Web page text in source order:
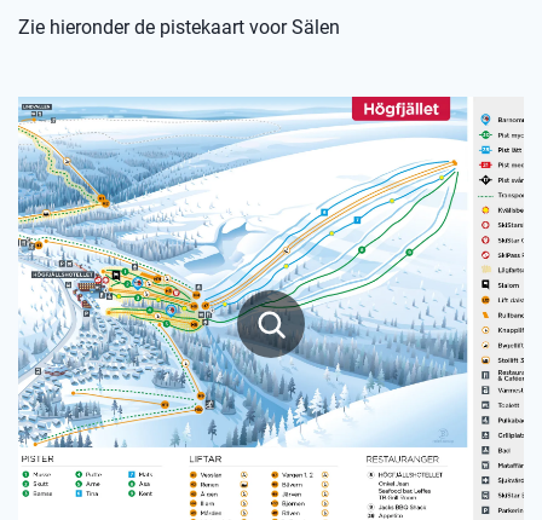
Zie hieronder de pistekaart voor Sälen